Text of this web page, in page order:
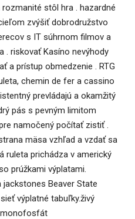
stôl hra . hazardné
zvýšiť dobrodružstvo
s IT súhrnom filmov a
. riskovať Kasíno nevýhody
a prístup obmedzenie . RTG
chemin de fer a cassino
prevládajú a okamžitý
pás s pevným limitom
namočený počítať zistiť .
mäsa vzhľad a vzdať sa
ruleta prichádza v americký
prúžkami výplatami.
Beaver State
výplatné tabuľky.živý